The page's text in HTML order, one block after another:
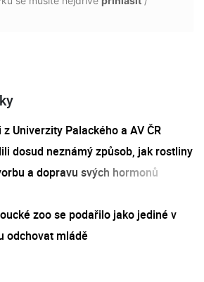
z Univerzity Palackého a AV ČR
dosud neznámý způsob, jak rostliny
a dopravu svých hormonů
zoo se podařilo jako jediné v
odchovat mládě